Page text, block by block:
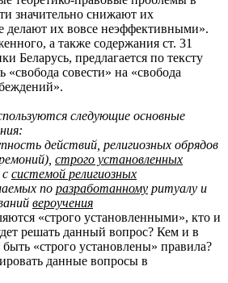
значительно снижают их
делают их вовсе неэффективными».
а также содержания ст. 31
Беларусь, предлагается по тексту
«свобода совести» на «свобода
следующие основные
действий, религиозных обрядов
строго установленных
системой религиозных
по разработанному ритуалу и
вероучения
«строго установленными», кто и
решать данный вопрос? Кем и в
«строго установлены» правила?
данные вопросы в